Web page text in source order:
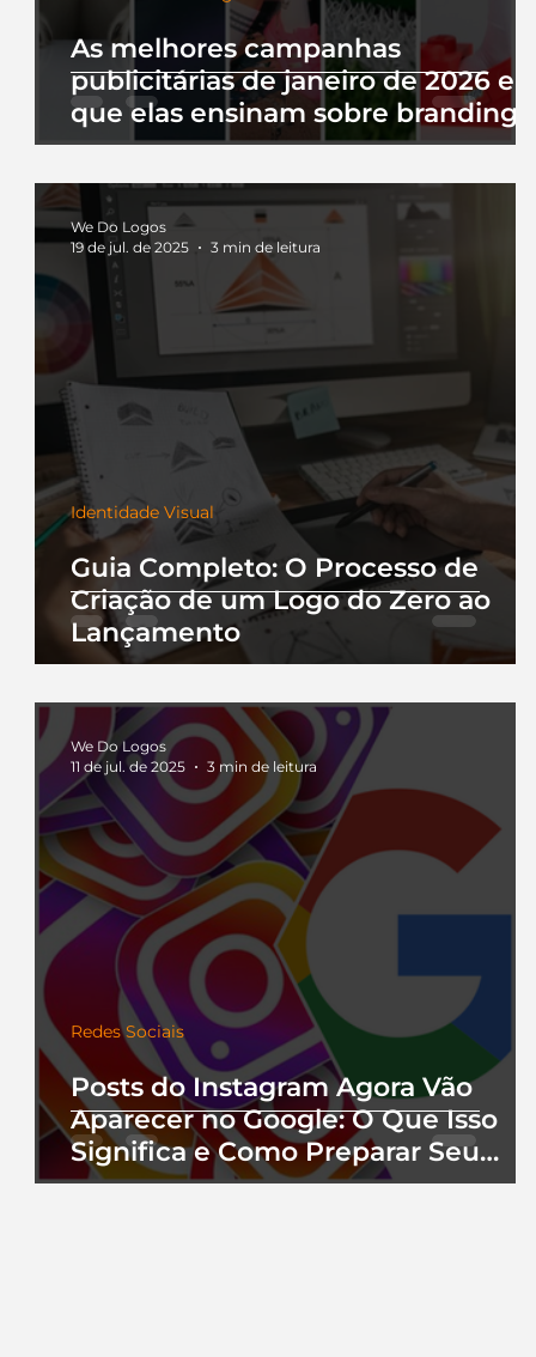
As melhores campanhas
publicitárias de janeiro de 2026 e
que elas ensinam sobre branding
Guia Completo: O Processo de
Criação de um Logo do Zero ao
Lançamento
Identidade Visual
We Do Logos
19 de jul. de 2025
3 min de leitura
Posts do Instagram Agora Vão
Aparecer no Google: O Que Isso
Significa e Como Preparar Seu
Perfil
Redes Sociais
We Do Logos
11 de jul. de 2025
3 min de leitura